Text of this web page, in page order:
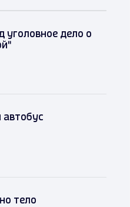
уголовное дело о
автобус
тело